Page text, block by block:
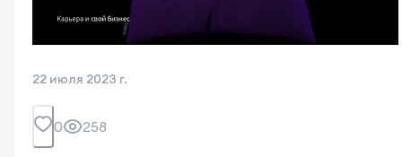
22 июля 2023 г.
0 258